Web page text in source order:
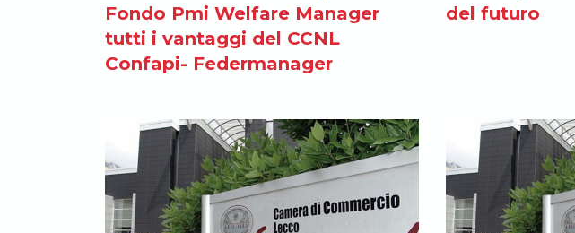
Fondo Pmi Welfare Manager
tutti i vantaggi del CCNL
Confapi- Federmanager
del futuro